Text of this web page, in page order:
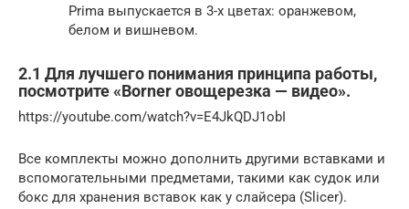
Prima выпускается в 3-х цветах: оранжевом,
белом и вишневом.
2.1 Для лучшего понимания принципа работы,
посмотрите «Borner овощерезка — видео».
https://youtube.com/watch?v=E4JkQDJ1obI
Все комплекты можно дополнить другими вставками и
вспомогательными предметами, такими как судок или
бокс для хранения вставок как у слайсера (Slicer).